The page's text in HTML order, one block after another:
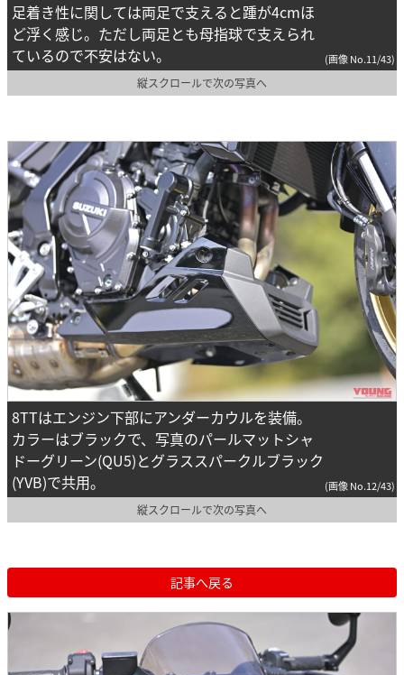
足着き性に関しては両足で支えると踵が4cmほ
ど浮く感じ。ただし両足とも母指球で支えられ
ているので不安はない。
(画像 No.11/43)
縦スクロールで次の写真へ
8TTはエンジン下部にアンダーカウルを装備。
カラーはブラックで、写真のパールマットシャ
ドーグリーン(QU5)とグラススパークルブラック
(YVB)で共用。
(画像 No.12/43)
縦スクロールで次の写真へ
記事へ戻る